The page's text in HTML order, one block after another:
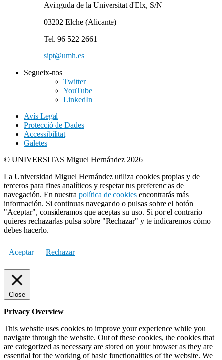
Avinguda de la Universitat d'Elx, S/N
03202 Elche (Alicante)
Tel. 96 522 2661
sipt@umh.es
Segueix-nos
Twitter
YouTube
LinkedIn
Avís Legal
Protecció de Dades
Accessibilitat
Galetes
© UNIVERSITAS Miguel Hernández 2026
La Universidad Miguel Hernández utiliza cookies propias y de
terceros para fines analíticos y respetar tus preferencias de
navegación. En nuestra política de cookies encontrarás más
información. Si continuas navegando o pulsas sobre el botón
"Aceptar", consideramos que aceptas su uso. Si por el contrario
quieres rechazarlas pulsa sobre "Rechazar" y te indicaremos cómo
debes hacerlo.
Aceptar Rechazar
Close
Privacy Overview
This website uses cookies to improve your experience while you
navigate through the website. Out of these cookies, the cookies that
are categorized as necessary are stored on your browser as they are
essential for the working of basic functionalities of the website. We